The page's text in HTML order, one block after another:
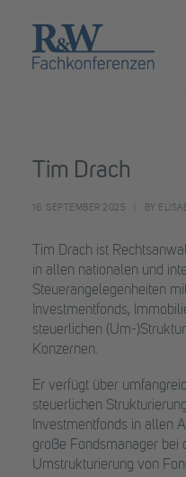
Tim Drach
16. SEPTEMBER 2025 BY
Tim Drach ist
in allen nationalen und
Steuerangelegenheiten
Investmentfonds,
steuerlichen (Um-
Konzernen.
Er verfügt über
steuerlichen
Investmentfonds in allen
große Fondsmanager bei
Umstrukturierung von